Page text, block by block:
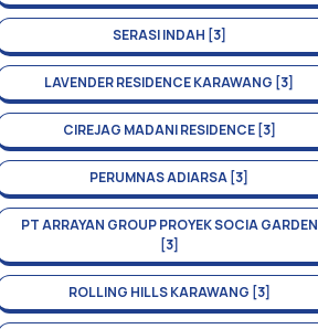
SERASI INDAH [3]
LAVENDER RESIDENCE KARAWANG [3]
CIREJAG MADANI RESIDENCE [3]
PERUMNAS ADIARSA [3]
PT ARRAYAN GROUP PROYEK SOCIA GARDEN
[3]
ROLLING HILLS KARAWANG [3]